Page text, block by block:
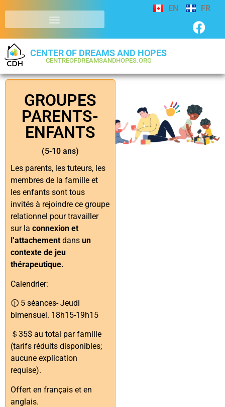
EN FR
CENTER OF DREAMS AND HOPES
CENTREOFDREAMSANDHOPES.ORG
GROUPES
PARENTS-
ENFANTS
(5-10 ans)
Les parents, les tuteurs, les
membres de la famille et
les enfants sont tous
invités à rejoindre ce groupe
relationnel pour travailler
sur la connexion et
l’attachement dans un
contexte de jeu
thérapeutique.
Calendrier:
🕧 5 séances- Jeudi
bimensuel. 18h15-19h15
＄35$ au total par famille
(tarifs réduits disponibles;
aucune explication
requise).
Offert en français et en
anglais.